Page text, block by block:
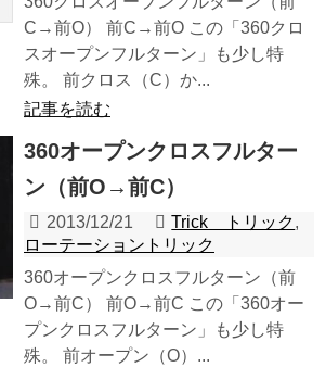
C→前O） 前C→前O この「360クロ
スオープンフルターン」も少し特
殊。 前クロス（C）か...
記事を読む
360オープンクロスフルター
ン（前O→前C）
2013/12/21 Trick トリック,
ローテーショントリック
360オープンクロスフルターン（前
O→前C） 前O→前C この「360オー
プンクロスフルターン」も少し特
殊。 前オープン（O）...